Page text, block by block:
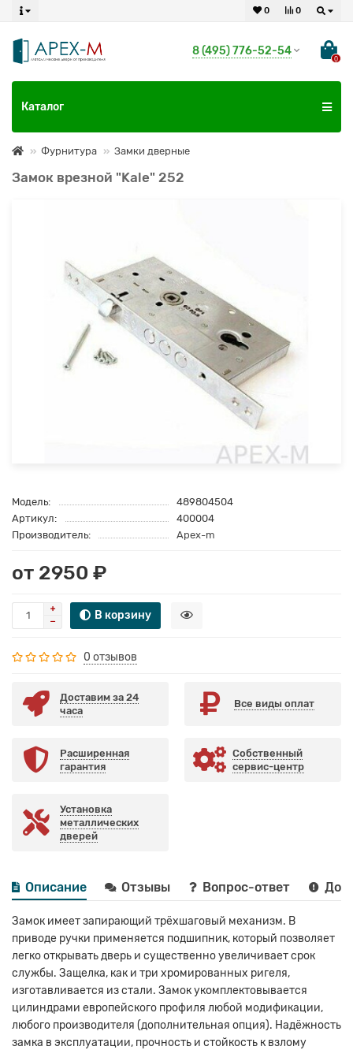
0
0
8 (495) 776-52-54
0
Каталог
Фурнитура Замки дверные
Замок врезной "Kale" 252
Модель:
489804504
Артикул:
400004
Производитель:
Apex-m
от 2950 ₽
В корзину
0 отзывов
Доставим за 24
часа
Все виды оплат
Расширенная
гарантия
Собственный
сервис-центр
Установка
металлических
дверей
Описание Отзывы Вопрос-ответ
Замок имеет запирающий трёхшаговый механизм. В
приводе ручки применяется подшипник, который позволяет
легко открывать дверь и существенно увеличивает срок
службы. Защелка, как и три хромированных ригеля,
изготавливается из стали. Замок укомплектовывается
цилиндрами европейского профиля любой модификации,
любого производителя (дополнительная опция). Надёжность
замка в эксплуатации, прочность и стойкость к взлому